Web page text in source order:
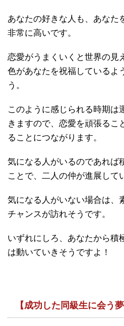
あなたの好きな人も、あなた
非常に高いです。
恋愛がうまくいくと世界の見
色があなたを祝福しているよ
う。
このように感じられる時期は
きますので、恋愛を頑張るこ
ることにつながります。
気になる人がいるのであれば
ことで、二人の仲が進展して
気になる人がいない場合は、
チャンスが訪れそうです。
いずれにしろ、あなたから積
は動いていきそうですよ！
【成功した同級生に会う夢